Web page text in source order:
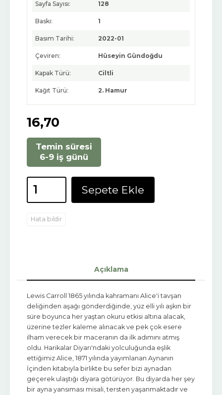
Sayfa Sayısı: 128
Baskı: 1
Basım Tarihi: 2022-01
Çeviren: Hüseyin Gündoğdu
Kapak Türü: Ciltli
Kağıt Türü: 2. Hamur
16,70
Temin süresi
6-9 iş günü
Sepete Ekle
Hata bildir
Açıklama
Lewis Carroll 1865 yılında kahramanı Alice'i tavşan
deliğinden aşağı gönderdiğinde, yüz elli yılı aşkın bir
süre boyunca her yaştan okuru etkisi altına alacak,
üzerine tezler kaleme alınacak ve pek çok esere
ilham verecek bir maceranın da ilk adımını atmış
oldu. Harikalar Diyarı'ndaki yolculuğunda eşlik
ettiğimiz Alice, 1871 yılında yayımlanan Aynanın
İçinden kitabıyla birlikte bu sefer bizi aynadan
geçerek ulaştığı diyara götürüyor. Bu diyarda her şey
bir ayna yansıması misali, tersten yaşanmaktadır ve